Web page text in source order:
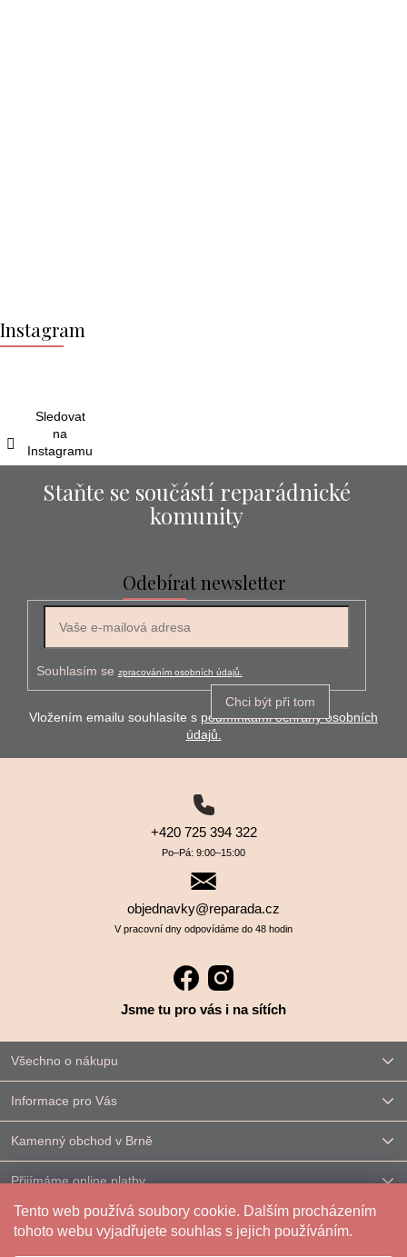
Tento web používá soubory cookie. Dalším procházením
tohoto webu vyjadřujete souhlas s jejich používáním.
á
p
Instagram
Sledovat
na
Instagramu
Staňte se součástí reparádnické
komunity
Odebírat newsletter
Souhlasím se zpracováním osobních údajů.
Chci být při tom
Vložením emailu souhlasíte s podmínkami ochrany osobních
údajů.
+420 725 394 322
Po–⁠⁠⁠⁠⁠⁠Pá: 9:00–⁠⁠⁠⁠⁠⁠15:00
objednavky@reparada.cz
V pracovní dny odpovídáme do 48 hodin
Jsme tu pro vás i na sítích
Všechno o nákupu
Informace pro Vás
Kamenný obchod v Brně
Přijímáme online platby
Kontakt